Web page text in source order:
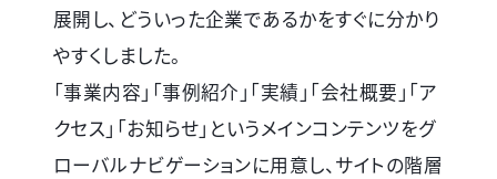
展開し、どういった企業であるかをすぐに分かり
やすくしました。
「事業内容」「事例紹介」「実績」「会社概要」「ア
クセス」「お知らせ」というメインコンテンツをグ
ローバルナビゲーションに用意し、サイトの階層